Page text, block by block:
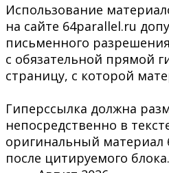
Использование
на сайте 64parallel.ru
письменного
с обязательной прямой
страницу, с которой
Гиперссылка должна
непосредственно в
оригинальный материал
после цитируемого блока.